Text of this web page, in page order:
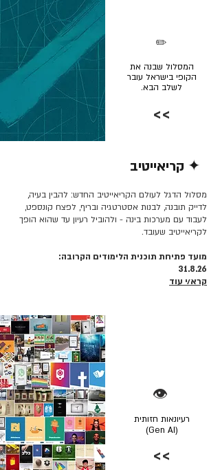
המסלול שבנה את
הקופי בישראל עובר
לשלב הבא.
✏️
>>
✦ קריאייטיב
מסלול הדגל לעולם הקריאייטיב החדש: להבין בעיה,
לדייק תובנה, לבנות אסטרטגיה ובריף, לפצח קונספט,
לעבוד עם מערכות בינה - ולהוביל רעיון עד שהוא הופך
לקריאייטיב שעובד.
מועד פתיחת תוכנית הלימודים הקרובה:
31.8.26
קרא/י עוד
👁️
רעיונאות חזותית
(Gen AI)
>>